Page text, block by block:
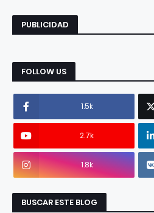
PUBLICIDAD
FOLLOW US
1.5k
2.7k
1.8k
BUSCAR ESTE BLOG